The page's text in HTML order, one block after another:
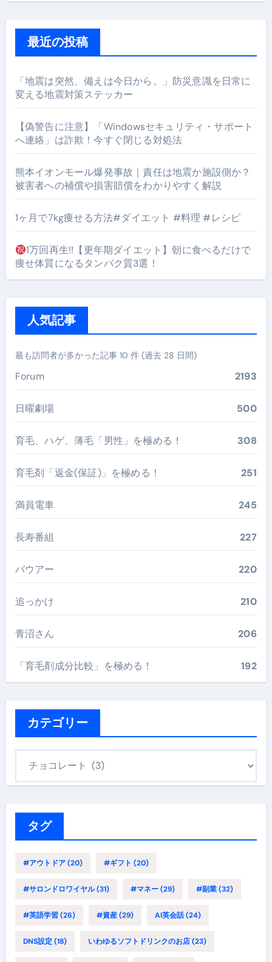
最近の投稿
「地震は突然、備えは今日から。」防災意識を日常に
変える地震対策ステッカー
【偽警告に注意】「Windowsセキュリティ・サポート
へ連絡」は詐欺！今すぐ閉じる対処法
熊本イオンモール爆発事故｜責任は地震か施設側か？
被害者への補償や損害賠償をわかりやすく解説
1ヶ月で7kg痩せる方法#ダイエット #料理 #レシピ
1万回再生!!【更年期ダイエット】朝に食べるだけで
痩せ体質になるタンパク質3選！
人気記事
最も訪問者が多かった記事 10 件 (過去 28 日間)
Forum 2193
日曜劇場 500
育毛、ハゲ、薄毛「男性」を極める！ 308
育毛剤「返金(保証)」を極める！ 251
満員電車 245
長寿番組 227
バウアー 220
追っかけ 210
青沼さん 206
「育毛剤成分比較」を極める！ 192
カテゴリー
タグ
#アウトドア(20) #ギフト (20)
#サロンドロワイヤル(31) #マネー(29) #副業(32)
#英語学習(26) #資産(29) AI英会話(24)
DNS設定(18) いわゆるソフトドリンクのお店(23)